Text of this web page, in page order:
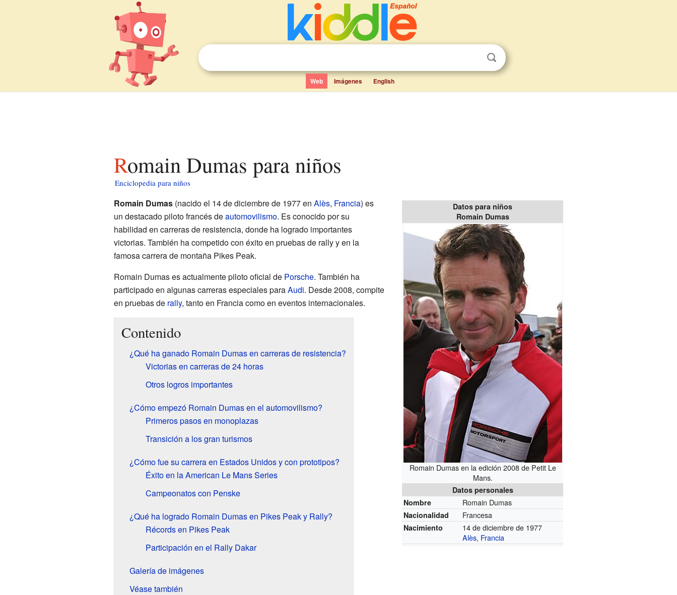
Web Imágenes English
Romain Dumas para niños
Enciclopedia para niños
Datos para niños
Romain Dumas
Romain Dumas en la edición 2008 de Petit Le
Mans.
Datos personales
Nombre
Romain Dumas
Nacionalidad Francesa
Nacimiento
14 de diciembre de 1977
Alès, Francia
Romain Dumas(nacido el 14 de diciembre de 1977 en Alès, Francia) es
un destacado piloto francés deautomovilismo. Es conocido por su
habilidad en carreras de resistencia, donde ha logrado importantes
victorias. También ha competido con éxito en pruebas de rally y en la
famosa carrera de montaña Pikes Peak.
Romain Dumas es actualmente piloto oficial de Porsche. También ha
participado en algunas carreras especiales paraAudi. Desde 2008, compite
en pruebas de rally, tanto en Francia como en eventos internacionales.
Contenido
¿Qué ha ganado Romain Dumas en carreras de resistencia?
Victorias en carreras de 24 horas
Otros logros importantes
¿Cómo empezó Romain Dumas en el automovilismo?
Primeros pasos en monoplazas
Transición a los gran turismos
¿Cómo fue su carrera en Estados Unidos y con prototipos?
Éxito en la American Le Mans Series
Campeonatos con Penske
¿Qué ha logrado Romain Dumas en Pikes Peak y Rally?
Récords en Pikes Peak
Participación en el Rally Dakar
Galería de imágenes
Véase también